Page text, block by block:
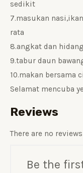
sedikit
7.masukan
rata
8.angkat dan hidang
9.tabur daun
10.makan bersama
Selamat mencuba
Reviews
There are no
Be the